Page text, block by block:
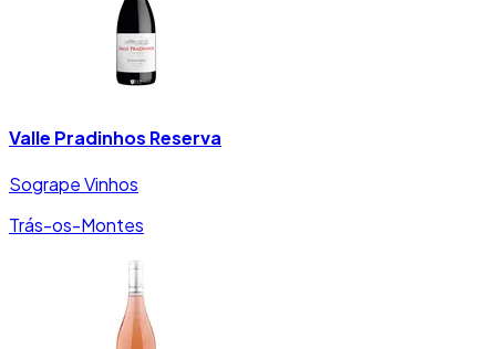
Valle Pradinhos Reserva
Sogrape Vinhos
Trás-os-Montes